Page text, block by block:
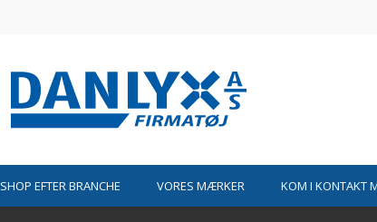
SHOP EFTER BRANCHE VORES MÆRKER KOM I KONTAKT